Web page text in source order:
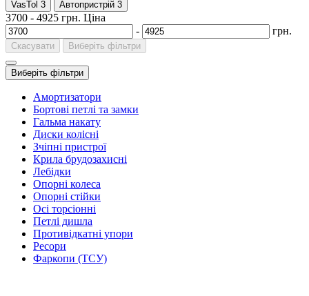
VasTol 3 Автопристрій 3
3700 - 4925 грн. Ціна
-
грн.
Скасувати Виберіть фільтри
Виберіть фільтри
Амортизатори
Бортові петлі та замки
Гальма накату
Диски колісні
Зчіпні пристрої
Крила брудозахисні
Лебідки
Опорні колеса
Опорні стійки
Осі торсіонні
Петлі дишла
Противідкатні упори
Ресори
Фаркопи (ТСУ)